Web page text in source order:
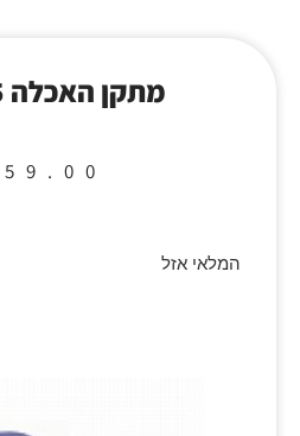
מתקן האכלה 1.5 ליטר
59.00
המלאי אזל